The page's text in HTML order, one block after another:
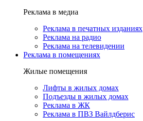
Реклама в медиа
Реклама в печатных изданиях
Реклама на радио
Реклама на телевидении
Реклама в помещениях
Жилые помещения
Лифты в жилых домах
Подъезды в жилых домах
Реклама в ЖК
Реклама в ПВЗ Вайлдберис